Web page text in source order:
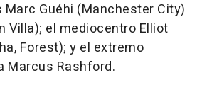
Guéhi (Manchester City)
Villa); el mediocentro Elliot
Forest); y el extremo
Marcus Rashford.